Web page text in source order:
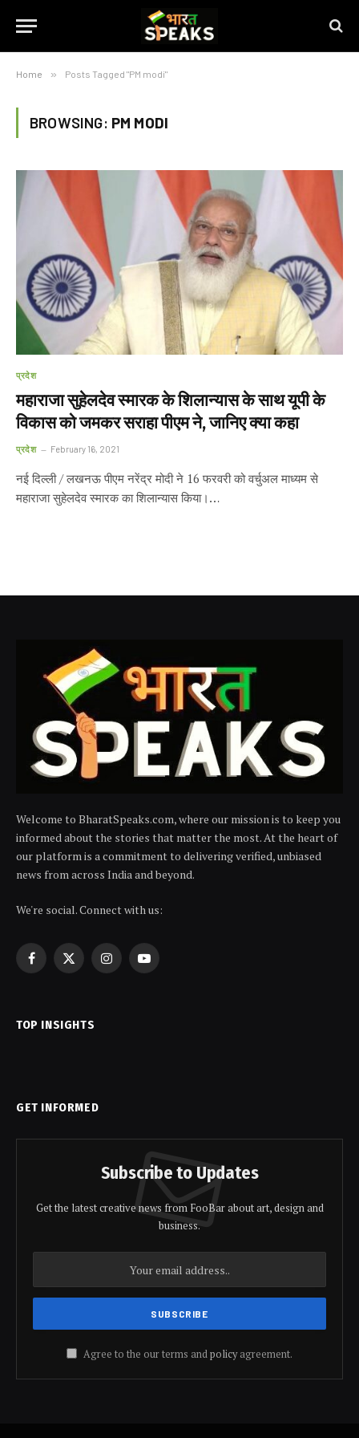
Home » Posts Tagged "PM modi"
BROWSING: PM MODI
प्रदेश
महाराजा सुहेलदेव स्मारक के शिलान्यास के साथ यूपी के
विकास को जमकर सराहा पीएम ने, जानिए क्या कहा
प्रदेश February 16, 2021
नई दिल्ली / लखनऊ पीएम नरेंद्र मोदी ने 16 फरवरी को वर्चुअल माध्यम से
महाराजा सुहेलदेव स्मारक का शिलान्यास किया।…
Welcome to BharatSpeaks.com, where our mission is to keep you
informed about the stories that matter the most. At the heart of
our platform is a commitment to delivering verified, unbiased
news from across India and beyond.
We're social. Connect with us:
Facebook
X
InstagramYouTube
TOP INSIGHTS
GET INFORMED
Subscribe to Updates
Get the latest creative news from FooBar about art, design and
business.
Agree to the our terms andpolicyagreement.